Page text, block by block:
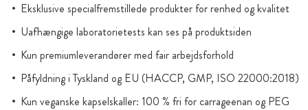
Eksklusive specialfremstillede produkter for renhed og kvalitet
Uafhængige laboratorietests kan ses på produktsiden
Kun premiumleverandører med fair arbejdsforhold
Påfyldning i Tyskland og EU (HACCP, GMP, ISO 22000:2018)
Kun veganske kapselskaller: 100 % fri for carrageenan og PEG